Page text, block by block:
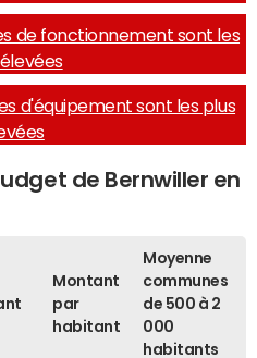
de fonctionnement sont les
d'équipement sont les plus
de Bernwiller en
Montant
par
habitant
Moyenne
communes
de 500 à 2
000
habitants